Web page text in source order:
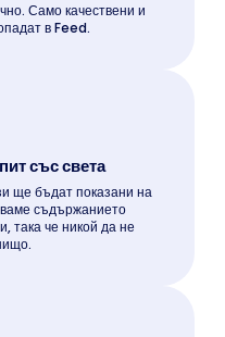
Само качествени и
в Feed.
със света
ще бъдат показани на
съдържанието
така че никой да не